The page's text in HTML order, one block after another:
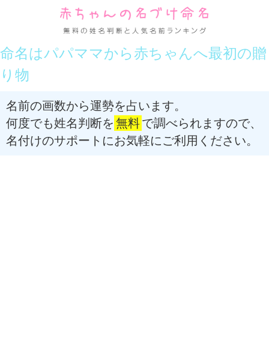
命名はパパママから赤ちゃんへ最初の贈
り物
名前の画数から運勢を占います。
何度でも姓名判断を 無料で調べられますので、
名付けのサポートにお気軽にご利用ください。